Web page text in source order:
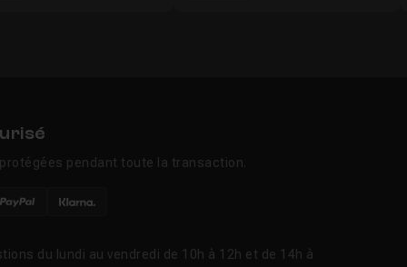
pendant toute la transaction.
du lundi au vendredi de 10h à 12h et de 14h à